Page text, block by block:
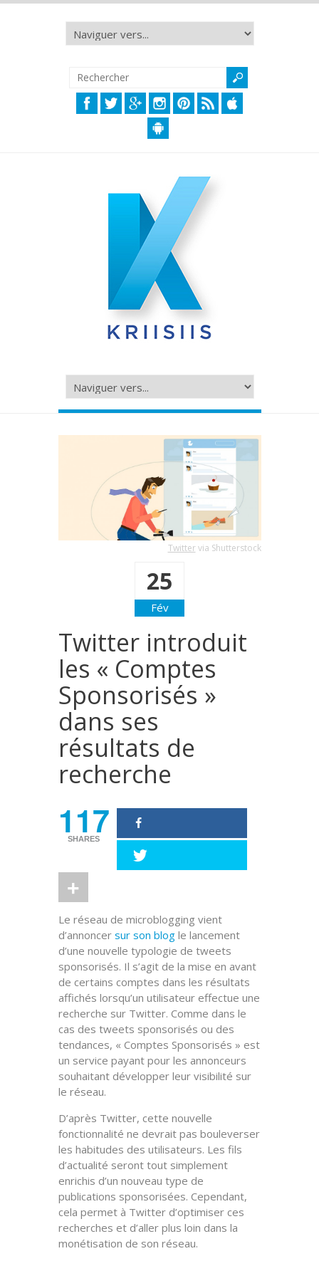
Twittervia Shutterstock
25
Fév
Twitter introduit
les « Comptes
Sponsorisés »
dans ses
résultats de
recherche
117
SHARES
Le réseau de microblogging vient
d’annoncer sur son blogle lancement
d’une nouvelle typologie de tweets
sponsorisés. Il s’agit de la mise en avant
de certains comptes dans les résultats
affichés lorsqu’un utilisateur effectue une
recherche sur Twitter. Comme dans le
cas des tweets sponsorisés ou des
tendances, « Comptes Sponsorisés » est
un service payant pour les annonceurs
souhaitant développer leur visibilité sur
le réseau.
D’après Twitter, cette nouvelle
fonctionnalité ne devrait pas bouleverser
les habitudes des utilisateurs. Les fils
d’actualité seront tout simplement
enrichis d’un nouveau type de
publications sponsorisées. Cependant,
cela permet à Twitter d’optimiser ces
recherches et d’aller plus loin dans la
monétisation de son réseau.